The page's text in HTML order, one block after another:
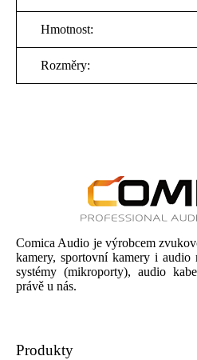
Hmotnost:
Rozměry:
Comica Audio je výrobcem
kamery, sportovní kamery i audio
systémy (mikroporty), audio
právě u nás.
Produkty